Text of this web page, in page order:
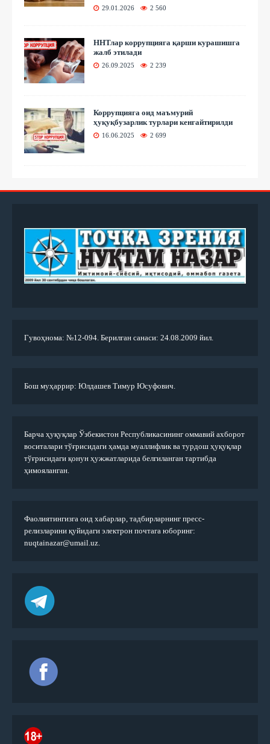
29.01.2026 2 560
ННТлар коррупцияга қарши курашишга
жалб этилади
26.09.2025 2 239
Коррупцияга оид маъмурий
ҳуқуқбузарлик турлари кенгайтирилди
16.06.2025 2 699
Гувоҳнома: №12-094. Берилган санаси: 24.08.2009 йил.
Бош муҳаррир: Юлдашев Тимур Юсуфович.
Барча ҳуқуқлар Ўзбекистон Республикасининг оммавий ахборот
воситалари тўғрисидаги ҳамда муаллифлик ва турдош ҳуқуқлар
тўғрисидаги қонун ҳужжатларида белгиланган тартибда
ҳимояланган.
Фаолиятингизга оид хабарлар, тадбирларнинг пресс-
релизларини қуйидаги электрон почтага юборинг:
nuqtainazar@umail.uz.